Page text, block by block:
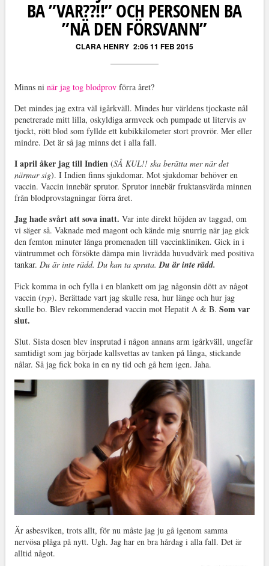
BA ”VAR??!!” OCH PERSONEN BA
”NÄ DEN FÖRSVANN”
CLARA HENRY 2:06 11 FEB 2015
Minns ni när jag tog blodprovförra året?
Det mindes jag extra väl igårkväll. Mindes hur världens tjockaste nål
penetrerade mitt lilla, oskyldiga armveck och pumpade ut litervis av
tjockt, rött blod som fyllde ett kubikkilometer stort provrör. Mer eller
mindre. Det är så jag minns det i alla fall.
I april åker jag till Indien (SÅ KUL!! ska berätta mer när det
närmar sig). I Indien finns sjukdomar. Mot sjukdomar behöver en
vaccin. Vaccin innebär sprutor. Sprutor innebär fruktansvärda minnen
från blodprovstagningar förra året.
Jag hade svårt att sova inatt. Var inte direkt höjden av taggad, om
vi säger så. Vaknade med magont och kände mig snurrig när jag gick
den femton minuter långa promenaden till vaccinkliniken. Gick in i
väntrummet och försökte dämpa min livrädda huvudvärk med positiva
tankar. Du är inte rädd. Du kan ta spruta. Du är inte rädd.
Fick komma in och fylla i en blankett om jag någonsin dött av något
vaccin (typ). Berättade vart jag skulle resa, hur länge och hur jag
skulle bo. Blev rekommenderad vaccin mot Hepatit A & B. Som var
slut.
Slut. Sista dosen blev insprutad i någon annans arm igårkväll, ungefär
samtidigt som jag började kallsvettas av tanken på långa, stickande
nålar. Så jag fick boka in en ny tid och gå hem igen. Jaha.
Är asbesviken, trots allt, för nu måste jag ju gå igenom samma
nervösa plåga på nytt. Ugh. Jag har en bra hårdag i alla fall. Det är
alltid något.